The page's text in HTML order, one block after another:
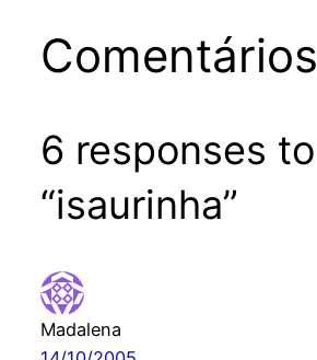
Comentários
6 responses to
“isaurinha”
Madalena